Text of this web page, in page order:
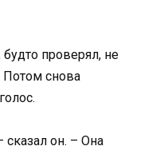
проверял, не
Потом снова
он. – Она